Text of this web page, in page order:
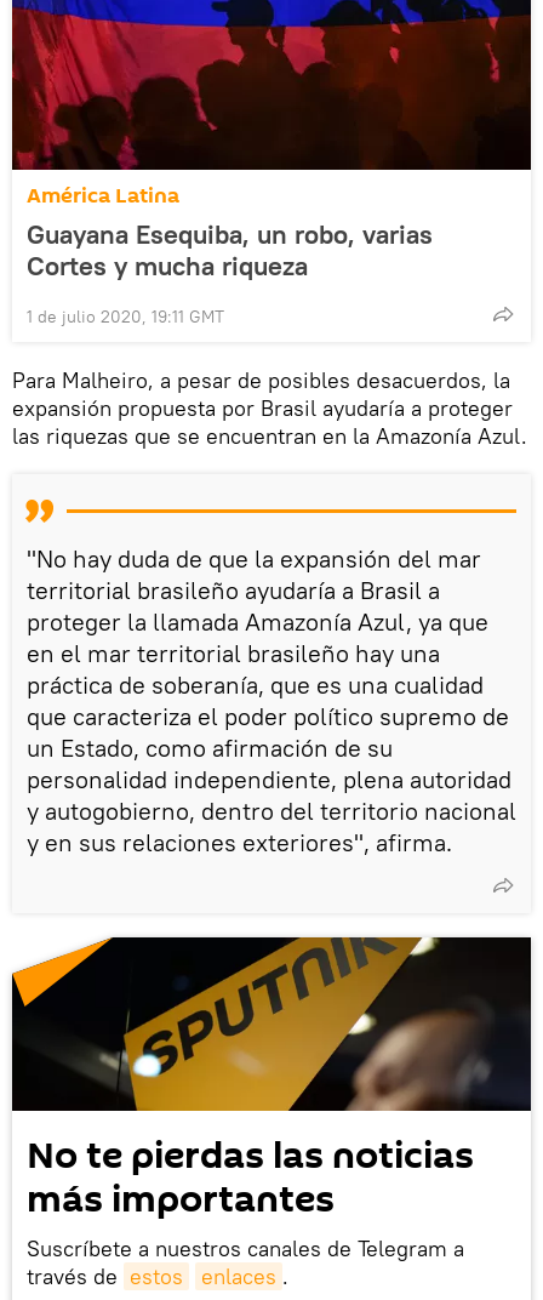
América Latina
Guayana Esequiba, un robo, varias
Cortes y mucha riqueza
1 de julio 2020, 19:11 GMT
Para Malheiro, a pesar de posibles desacuerdos, la
expansión propuesta por Brasil ayudaría a proteger
las riquezas que se encuentran en la Amazonía Azul.
"No hay duda de que la expansión del mar
territorial brasileño ayudaría a Brasil a
proteger la llamada Amazonía Azul, ya que
en el mar territorial brasileño hay una
práctica de soberanía, que es una cualidad
que caracteriza el poder político supremo de
un Estado, como afirmación de su
personalidad independiente, plena autoridad
y autogobierno, dentro del territorio nacional
y en sus relaciones exteriores", afirma.
No te pierdas las noticias
más importantes
Suscríbete a nuestros canales de Telegram a
través de estos enlaces .